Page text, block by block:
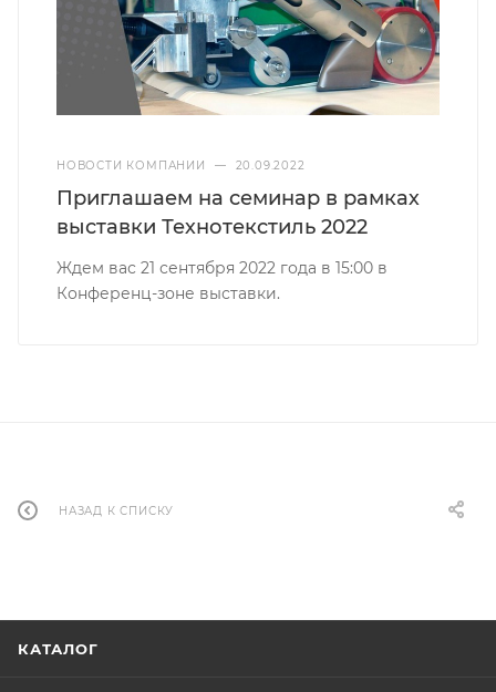
НОВОСТИ КОМПАНИИ — 20.09.2022
Приглашаем на семинар в рамках
выставки Технотекстиль 2022
Ждем вас 21 сентября 2022 года в 15:00 в
Конференц-зоне выставки.
НАЗАД К СПИСКУ
КАТАЛОГ